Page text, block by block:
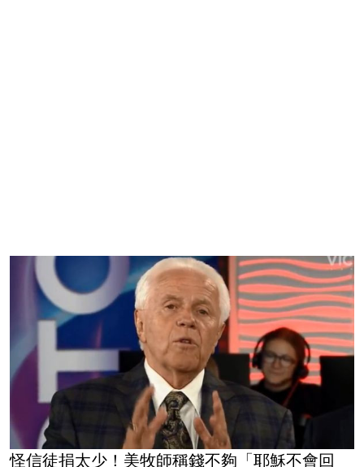
怪信徒捐太少！美牧師稱錢不夠「耶穌不會回